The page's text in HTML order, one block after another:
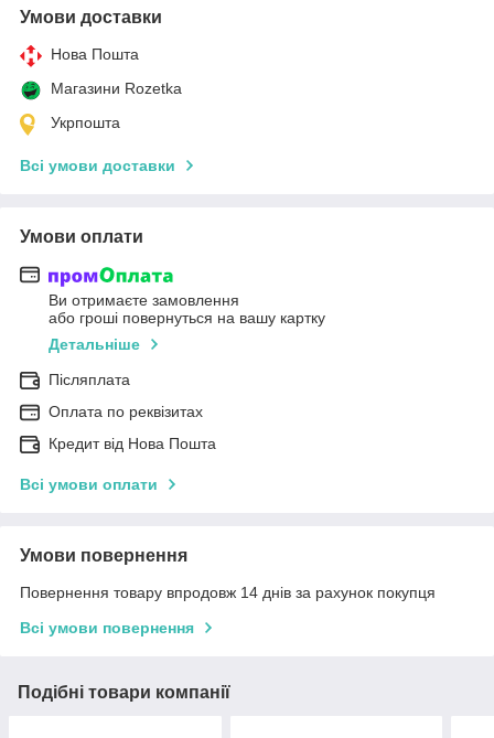
Умови доставки
Нова Пошта
Магазини Rozetka
Укрпошта
Всі умови доставки
Умови оплати
Ви отримаєте замовлення
або гроші повернуться на вашу картку
Детальніше
Післяплата
Оплата по реквізитах
Кредит від Нова Пошта
Всі умови оплати
Умови повернення
Повернення товару впродовж 14 днів за рахунок покупця
Всі умови повернення
Подібні товари компанії